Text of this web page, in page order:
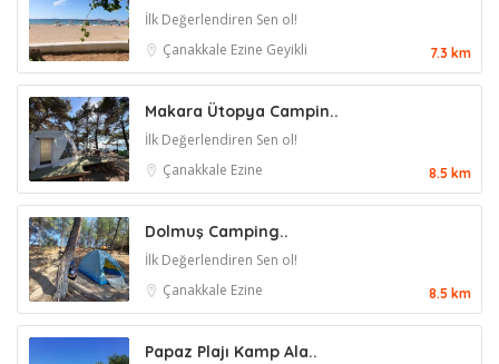
İlk Değerlendiren Sen ol!
Çanakkale Ezine Geyikli 7.3 km
Makara Ütopya Campin..
İlk Değerlendiren Sen ol!
Çanakkale Ezine 8.5 km
Dolmuş Camping..
İlk Değerlendiren Sen ol!
Çanakkale Ezine 8.5 km
Papaz Plajı Kamp Ala..